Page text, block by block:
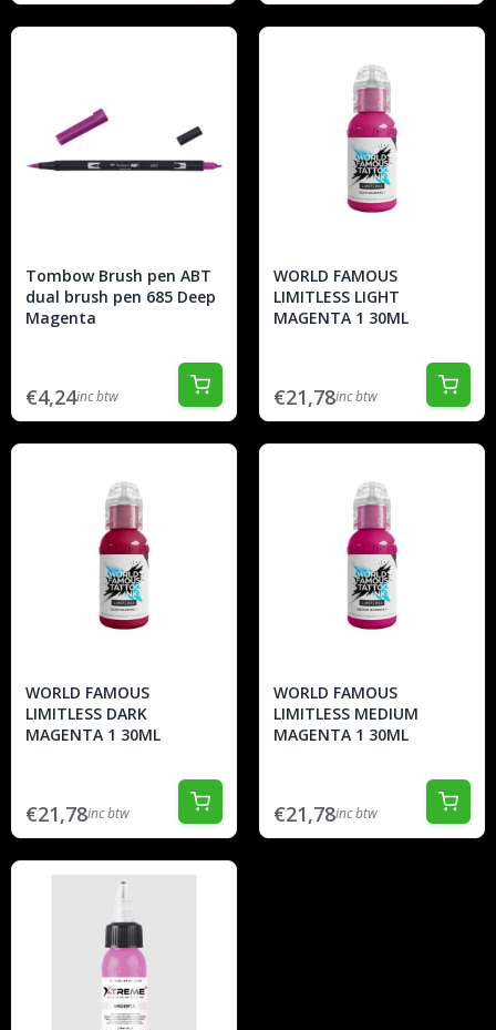
Tombow Brush pen ABT
dual brush pen 685 Deep
Magenta
€4,24inc btw
WORLD FAMOUS
LIMITLESS LIGHT
MAGENTA 1 30ML
€21,78inc btw
WORLD FAMOUS
LIMITLESS DARK
MAGENTA 1 30ML
€21,78inc btw
WORLD FAMOUS
LIMITLESS MEDIUM
MAGENTA 1 30ML
€21,78inc btw